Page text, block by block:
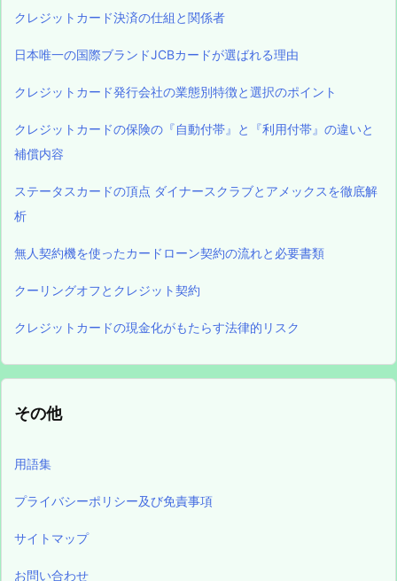
クレジットカード決済の仕組と関係者
日本唯一の国際ブランドJCBカードが選ばれる理由
クレジットカード発行会社の業態別特徴と選択のポイント
クレジットカードの保険の『自動付帯』と『利用付帯』の違いと
補償内容
ステータスカードの頂点 ダイナースクラブとアメックスを徹底解
析
無人契約機を使ったカードローン契約の流れと必要書類
クーリングオフとクレジット契約
クレジットカードの現金化がもたらす法律的リスク
その他
用語集
プライバシーポリシー及び免責事項
サイトマップ
お問い合わせ